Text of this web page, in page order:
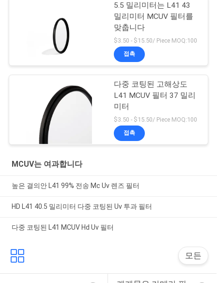
5.5 밀리미터는 L41 43
밀리미터 MCUV 필터를
맞춥니다
$3.50 - $15.50/ Piece MOQ:100
접촉
다중 코팅된 고해상도
L41 MCUV 필터 37 밀리
미터
$3.50 - $15.50/ Piece MOQ:100
접촉
MCUV는 여과합니다
높은 결의안 L41 99% 전송 Mc Uv 렌즈 필터
HD L41 40.5 밀리미터 다중 코팅된 Uv 투과 필터
다중 코팅된 L41 MCUV Hd Uv 필터
모든